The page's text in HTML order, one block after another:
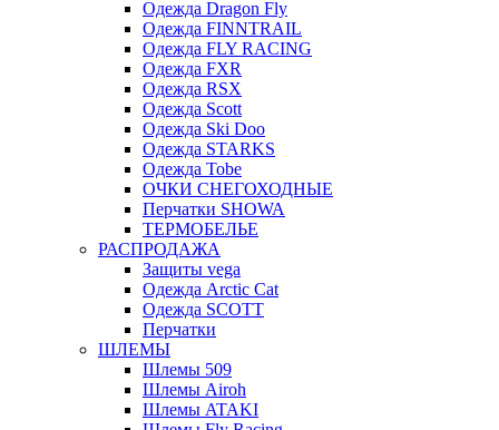
Одежда Dragon Fly
Одежда FINNTRAIL
Одежда FLY RACING
Одежда FXR
Одежда RSX
Одежда Scott
Одежда Ski Doo
Одежда STARKS
Одежда Tobe
ОЧКИ СНЕГОХОДНЫЕ
Перчатки SHOWA
ТЕРМОБЕЛЬЕ
РАСПРОДАЖА
Защиты vega
Одежда Arctic Cat
Одежда SCOTT
Перчатки
ШЛЕМЫ
Шлемы 509
Шлемы Airoh
Шлемы ATAKI